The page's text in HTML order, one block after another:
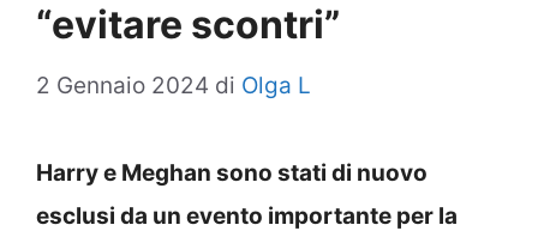
“evitare scontri”
2 Gennaio 2024 di Olga L
Harry e Meghan sono stati di nuovo
esclusi da un evento importante per la